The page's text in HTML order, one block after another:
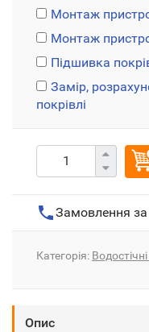
Монтаж
Монтаж
Підшивка
Замір,
покрівлі
Замовлення
Категорія:
Опис